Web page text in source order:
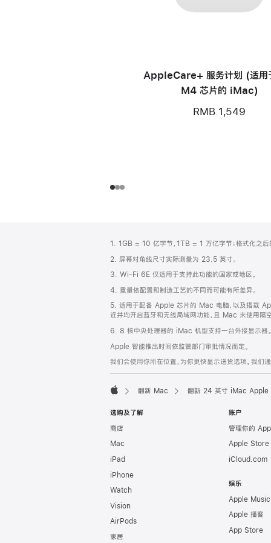
AppleCare+ 服务计划 (适用
M4 芯片的 iMac)
RMB 1,549
页
脚
注
1. 1GB = 10 亿字节，1TB = 1 万亿字节；格式化之后
2. 屏幕对角线尺寸实际测量为 23.5 英寸。
3. Wi-Fi 6E 仅适用于支持此功能的国家或地区。
4. 重量依配置和制造工艺的不同而可能有所差异。
5. 适用于配备 Apple 芯片的 Mac 电脑，以及搭载
近并均开启蓝牙和无线局域网功能，且 Mac 未使用
6. 8 核中央处理器的 iMac 机型支持一台外接显示器
Apple 智能推出时间依监管部门审批情况而定。
我们会使用你所在位置，为你更快显示送货选项。我
翻新 Mac 翻新 24 英寸 iMac Apple
选购及了解
商店
Mac
iPad
iPhone
Watch
Vision
AirPods
家居
账户
管理你的
Apple Store
iCloud.com
娱乐
Apple Music
Apple 播客
App Store